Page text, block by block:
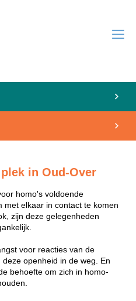
in Oud-Over
homo's voldoende
met elkaar in contact te komen
zijn deze gelegenheden
voor reacties van de
openheid in de weg. En
behoefte om zich in homo-